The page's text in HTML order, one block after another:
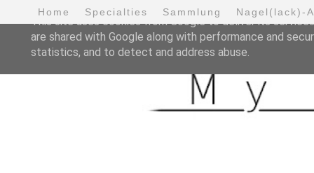
Home Specialties Sammlung Nagel(lack)-
This site uses cookies from Google to deliver its
are shared with Google along with performance and
statistics, and to detect and address abuse.